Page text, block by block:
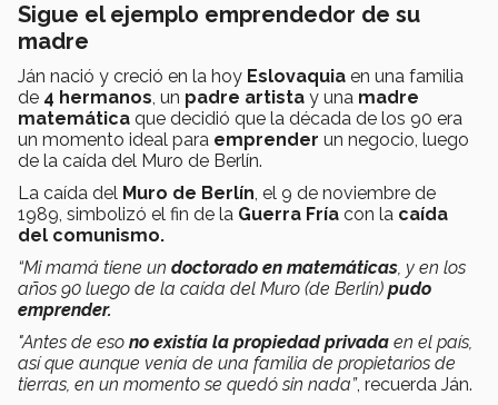
Sigue el ejemplo emprendedor de su
madre
Ján nació y creció en la hoy Eslovaquia en una familia
de 4 hermanos, un padre artista y una madre
matemática que decidió que la década de los 90 era
un momento ideal para emprender un negocio, luego
de la caída del Muro de Berlín.
La caída del Muro de Berlín, el 9 de noviembre de
1989, simbolizó el fin de la Guerra Fría con la caída
del comunismo.
“Mi mamá tiene un doctorado en matemáticas, y en los
años 90 luego de la caída del Muro (de Berlín) pudo
emprender.
"Antes de eso no existía la propiedad privada en el país,
así que aunque venía de una familia de propietarios de
tierras, en un momento se quedó sin nada”, recuerda Ján.